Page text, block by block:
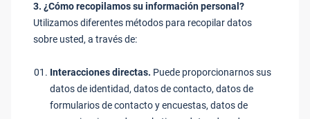
3. ¿Cómo recopilamos su información personal?
Utilizamos diferentes métodos para recopilar datos
sobre usted, a través de:
Interacciones directas. Puede proporcionarnos sus
datos de identidad, datos de contacto, datos de
formularios de contacto y encuestas, datos de